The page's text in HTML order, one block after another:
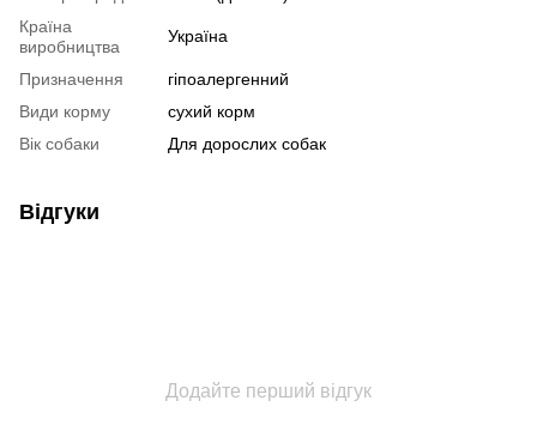
Країна
виробництва
Україна
Призначення
гіпоалергенний
Види корму
сухий корм
Вік собаки
Для дорослих собак
Відгуки
Додайте перший відгук